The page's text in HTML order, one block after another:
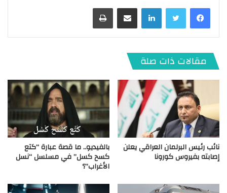
لينكدإن
مقالات ذات صلة
نائب رئيس البرلمان العراقي يعلن
إصابته بفيروس كورونا
بالفيديو.. ما قصة عبارة “كتع
كسح كسل” في مسلسل “نسل
الأغراب”؟